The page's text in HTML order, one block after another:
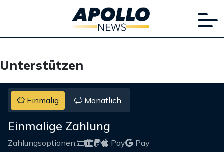
Unterstützen
Einmalig Monatlich
Einmalige Zahlung
Zahlungsoptionen: Pay
Pay